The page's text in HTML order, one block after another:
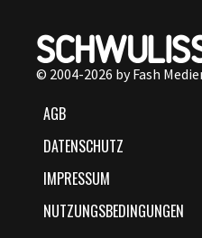
© 2004-2026 by Fash
AGB
DATENSCHUTZ
IMPRESSUM
NUTZUNGSBEDINGUNGEN